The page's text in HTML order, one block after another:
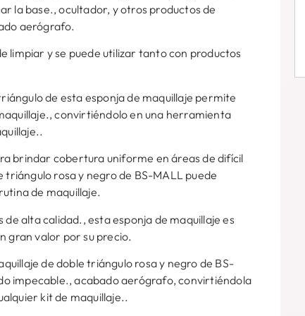
la base., ocultador, y otros productos de
aerógrafo.
limpiar y se puede utilizar tanto con productos
de esta esponja de maquillaje permite
convirtiéndolo en una herramienta
brindar cobertura uniforme en áreas de difícil
triángulo rosa y negro de BS-MALL puede
de maquillaje.
alta calidad., esta esponja de maquillaje es
gran valor por su precio.
de doble triángulo rosa y negro de BS-
impecable., acabado aerógrafo, convirtiéndola
kit de maquillaje..